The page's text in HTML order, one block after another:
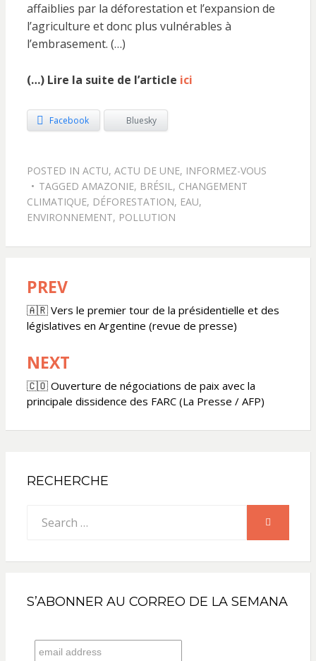
affaiblies par la déforestation et l’expansion de
l’agriculture et donc plus vulnérables à
l’embrasement. (…)
(…) Lire la suite de l’article ici
Facebook Bluesky
POSTED IN ACTU, ACTU DE UNE, INFORMEZ-VOUS
TAGGED AMAZONIE, BRÉSIL , CHANGEMENT
CLIMATIQUE, DÉFORESTATION, EAU,
ENVIRONNEMENT, POLLUTION
Navigation
de
l’article
PREV
🇦🇷 Vers le premier tour de la présidentielle et des
législatives en Argentine (revue de presse)
NEXT
🇨🇴 Ouverture de négociations de paix avec la
principale dissidence des FARC (La Presse / AFP)
RECHERCHE
for:
SEARCH
S’ABONNER AU CORREO DE LA SEMANA